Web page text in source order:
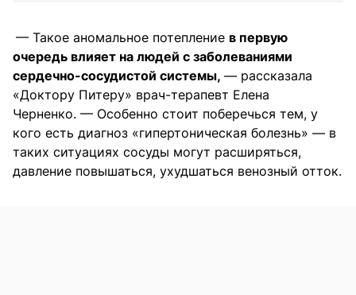
— Такое аномальное потепление в первую
очередь влияет на людей с заболеваниями
сердечно-сосудистой системы, — рассказала
«Доктору Питеру» врач-терапевт Елена
Черненко. — Особенно стоит поберечься тем, у
кого есть диагноз «гипертоническая болезнь» — в
таких ситуациях сосуды могут расширяться,
давление повышаться, ухудшаться венозный отток.